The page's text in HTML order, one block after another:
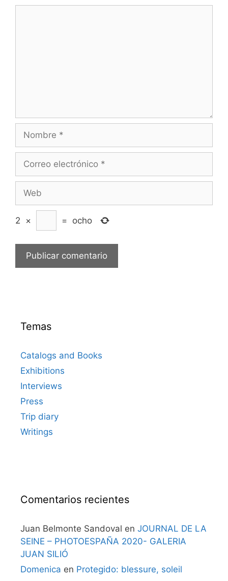
Nombre
Correo
Web
2 × = ocho
Temas
Catalogs and Books
Exhibitions
Interviews
Press
Trip diary
Writings
Comentarios recientes
Juan Belmonte Sandoval en JOURNAL DE LA
SEINE – PHOTOESPAÑA 2020- GALERIA
JUAN SILIÓ
Domenica en Protegido: blessure, soleil